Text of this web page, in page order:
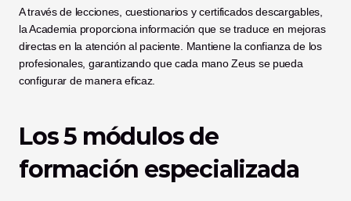
A través de lecciones, cuestionarios y certificados descargables,
la Academia proporciona información que se traduce en mejoras
directas en la atención al paciente. Mantiene la confianza de los
profesionales, garantizando que cada mano Zeus se pueda
configurar de manera eficaz.
Los 5 módulos de
formación especializada